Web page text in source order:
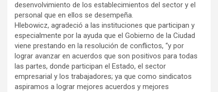
desenvolvimiento de los establecimientos del sector y el
personal que en ellos se desempeña.
Hlebowicz, agradeció a las instituciones que participan y
especialmente por la ayuda que el Gobierno de la Ciudad
viene prestando en la resolución de conflictos, “y por
lograr avanzar en acuerdos que son positivos para todas
las partes, donde participan el Estado, el sector
empresarial y los trabajadores; ya que como sindicatos
aspiramos a lograr mejores acuerdos y mejores